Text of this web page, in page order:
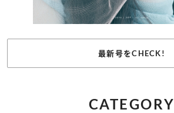
最新号をCHECK!
CATEGORY